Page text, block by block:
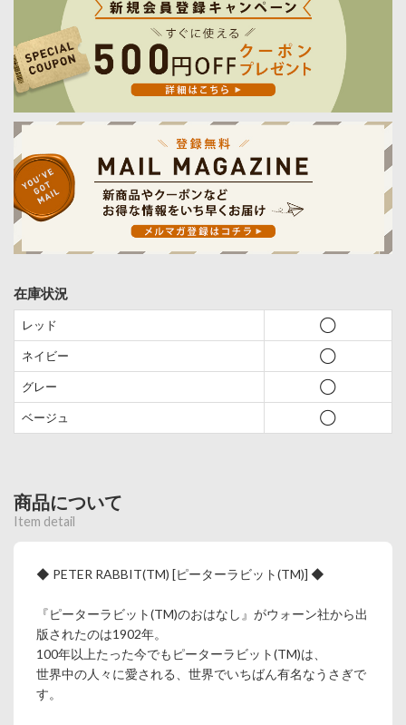
在庫状況
レッド ◯
ネイビー ◯
グレー ◯
ベージュ ◯
商品について
Item detail
◆ PETER RABBIT(TM) [ピーターラビット(TM)] ◆
『ピーターラビット(TM)のおはなし』がウォーン社から出
版されたのは1902年。
100年以上たった今でもピーターラビット(TM)は、
世界中の人々に愛される、世界でいちばん有名なうさぎで
す。